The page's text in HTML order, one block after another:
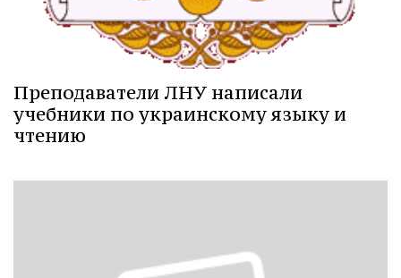
Преподаватели ЛНУ написали
учебники по украинскому языку и
чтению